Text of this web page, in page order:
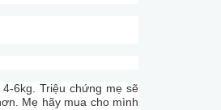
6kg. Triệu chứng mẹ sẽ
Mẹ hãy mua cho mình